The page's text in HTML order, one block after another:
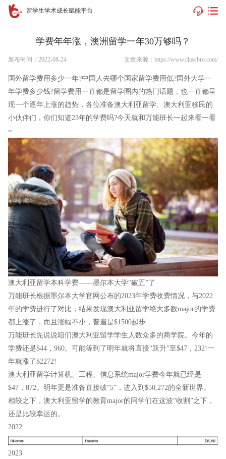
留学生学术成长赋能平台
学费年年涨，澳洲留学一年30万够吗？
发布时间：2022-08-24 文章来源：https://www.classbro.com/
国外留学费用多少一年?中国人去哪个国家留学费用低?国外大学一
年学费多少钱?留学费用一直都是留学圈内的热门话题，也一直都呈
现一个逐年上涨的趋势，各位准备澳大利亚留学、澳大利亚移民的
小伙伴们，你们知道23年的学费吗?今天就和万能班长一起来看一看
~
澳大利亚留学本科学费——墨尔本大学“破五”了
万能班长根据墨尔本大学官网公布的2023年学费收费情况，与2022
年的学费进行了对比，结果发现澳大利亚留学绝大多数major的学费
都上涨了，而且涨幅不小，普遍是$1500起步…
万能班长先说说咱们澳大利亚留学学生人数众多的商学院。今年的
学费还是$44，960。可能等到了明年就将直接“跃升”至$47，232!一
年就涨了$2272!
澳大利亚留学计算机、工程、信息系统major学费今年就已经是
$47，872。明年更是准备直接破“5”，进入到$50,272的全新世界。
相较之下，澳大利亚留学的教育major的同学们在这波“收割”之下，
还是比较幸运的。
2022
2023